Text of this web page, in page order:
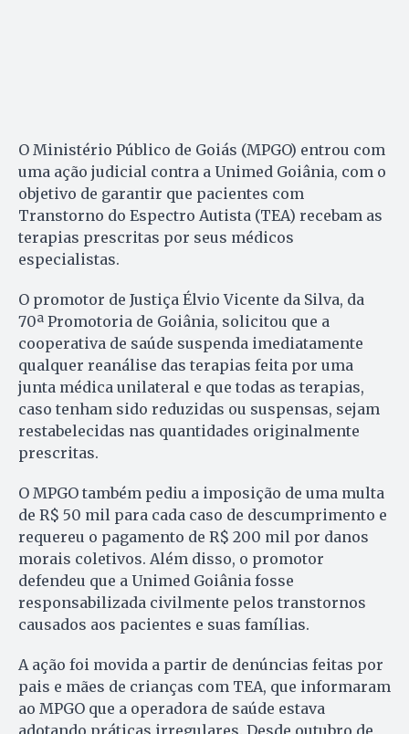
O Ministério Público de Goiás (MPGO) entrou com
uma ação judicial contra a Unimed Goiânia, com o
objetivo de garantir que pacientes com
Transtorno do Espectro Autista (TEA) recebam as
terapias prescritas por seus médicos
especialistas.
O promotor de Justiça Élvio Vicente da Silva, da
70ª Promotoria de Goiânia, solicitou que a
cooperativa de saúde suspenda imediatamente
qualquer reanálise das terapias feita por uma
junta médica unilateral e que todas as terapias,
caso tenham sido reduzidas ou suspensas, sejam
restabelecidas nas quantidades originalmente
prescritas.
O MPGO também pediu a imposição de uma multa
de R$ 50 mil para cada caso de descumprimento e
requereu o pagamento de R$ 200 mil por danos
morais coletivos. Além disso, o promotor
defendeu que a Unimed Goiânia fosse
responsabilizada civilmente pelos transtornos
causados aos pacientes e suas famílias.
A ação foi movida a partir de denúncias feitas por
pais e mães de crianças com TEA, que informaram
ao MPGO que a operadora de saúde estava
adotando práticas irregulares. Desde outubro de